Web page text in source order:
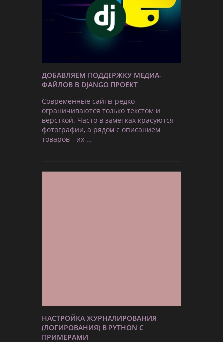
ДОБАВЛЯЕМ ПОДДЕРЖКУ МЕДИА-
ФАЙЛОВ В DJANGO ПРОЕКТ
Современные сайты редко
ограничиваются только текстом и
вёрсткой. Часто в заметках красуются
фотографии, а рядом с описанием
товаров - их …
НАСТРОЙКА ЖУРНАЛИРОВАНИЯ
(ЛОГИРОВАНИЯ) В PYTHON С
ПРИМЕРАМИ